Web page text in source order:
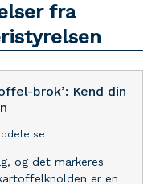
fra
brok’: Kend din
og det markeres
er en